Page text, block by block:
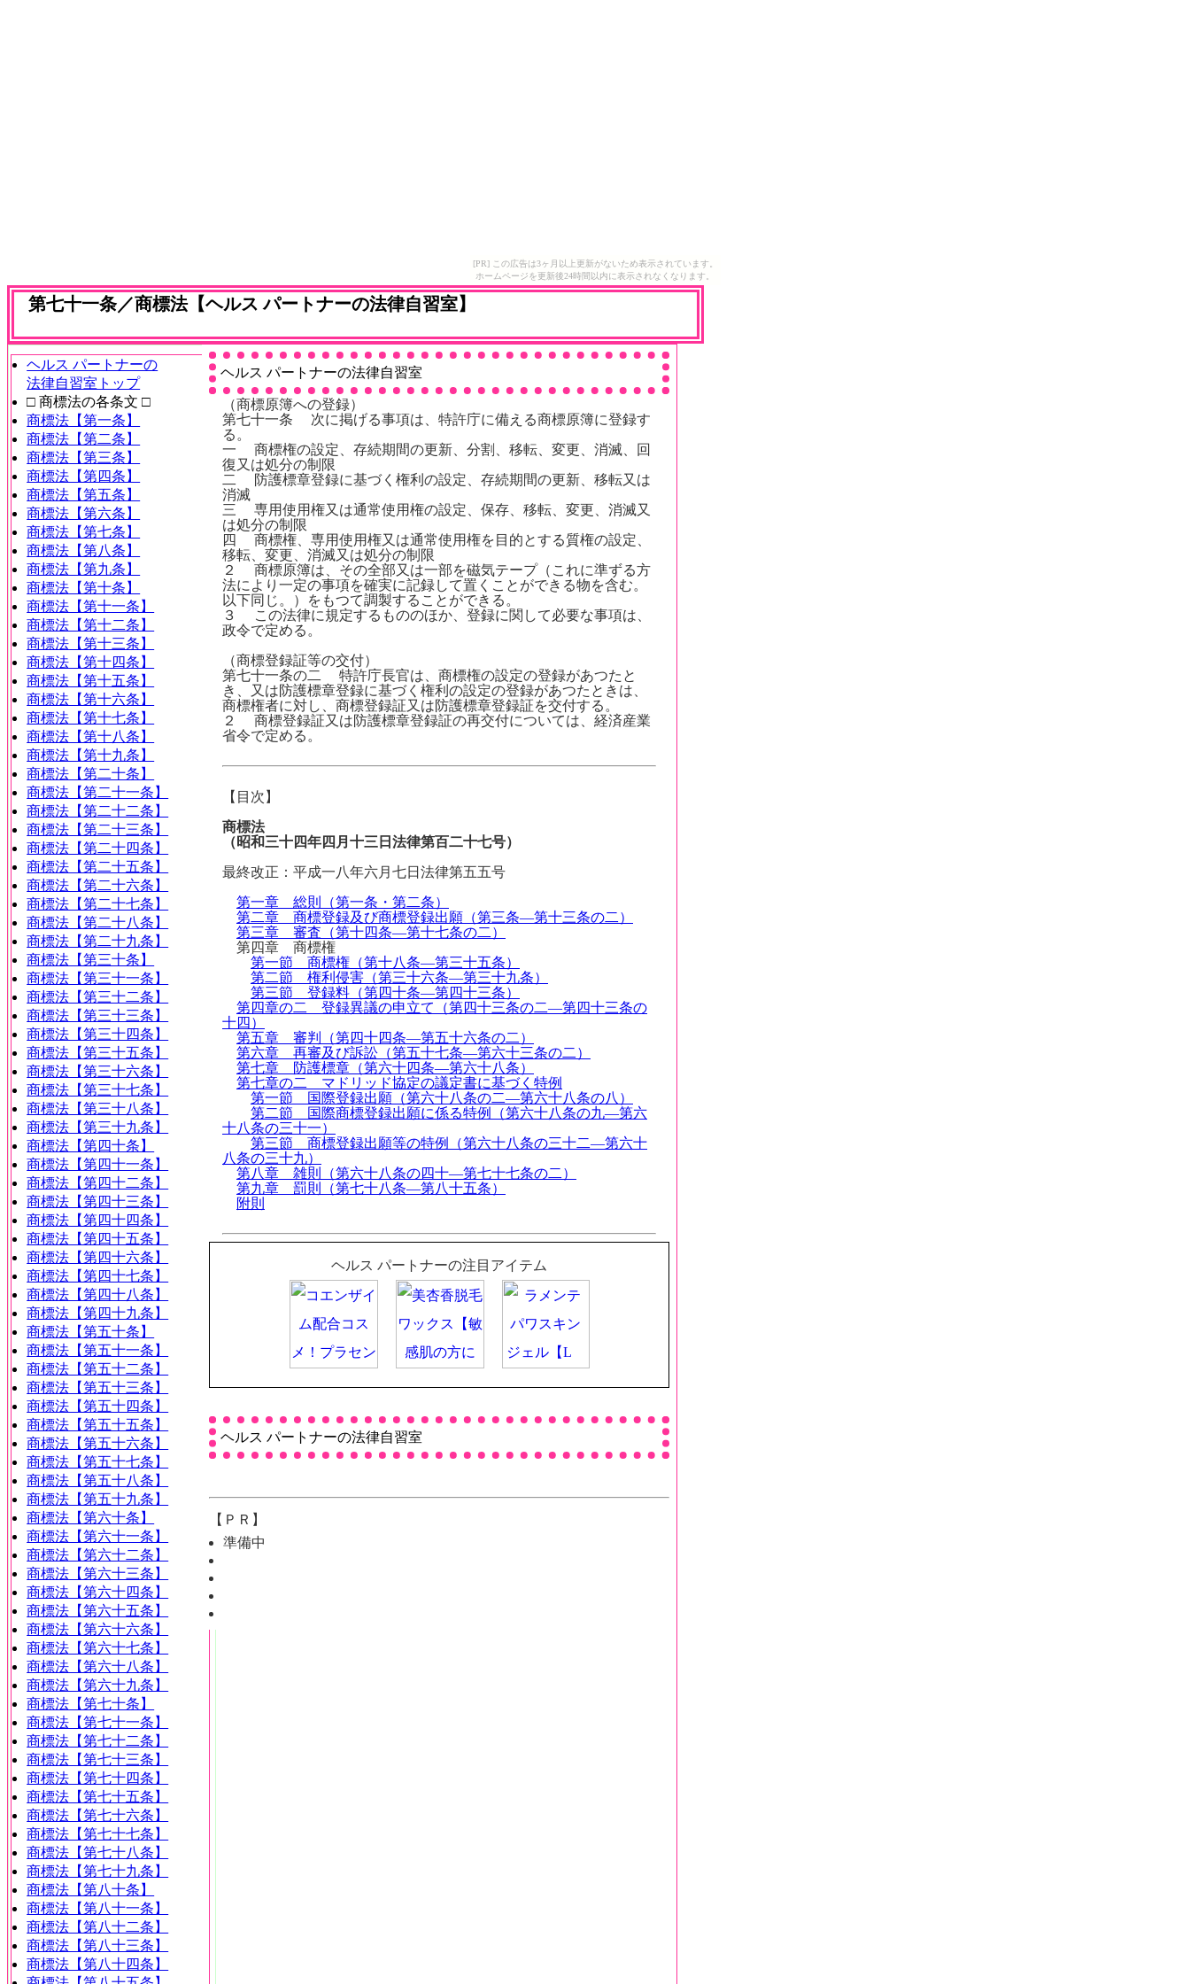
[PR] この広告は3ヶ月以上更新がないため表示されています。
ホームページを更新後24時間以内に表示されなくなります。
第七十一条／商標法【ヘルス パートナーの法律自習室】
ヘルス パートナーの法律自習室
（商標原簿への登録）
第七十一条 次に掲げる事項は、特許庁に備える商標原簿に登録す
る。
一 商標権の設定、存続期間の更新、分割、移転、変更、消滅、回
復又は処分の制限
二 防護標章登録に基づく権利の設定、存続期間の更新、移転又は
消滅
三 専用使用権又は通常使用権の設定、保存、移転、変更、消滅又
は処分の制限
四 商標権、専用使用権又は通常使用権を目的とする質権の設定、
移転、変更、消滅又は処分の制限
２ 商標原簿は、その全部又は一部を磁気テープ（これに準ずる方
法により一定の事項を確実に記録して置くことができる物を含む。
以下同じ。）をもつて調製することができる。
３ この法律に規定するもののほか、登録に関して必要な事項は、
政令で定める。
（商標登録証等の交付）
第七十一条の二 特許庁長官は、商標権の設定の登録があつたと
き、又は防護標章登録に基づく権利の設定の登録があつたときは、
商標権者に対し、商標登録証又は防護標章登録証を交付する。
２ 商標登録証又は防護標章登録証の再交付については、経済産業
省令で定める。
【目次】
商標法
（昭和三十四年四月十三日法律第百二十七号）
最終改正：平成一八年六月七日法律第五五号
第一章 総則（第一条・第二条）
第二章 商標登録及び商標登録出願（第三条―第十三条の二）
第三章 審査（第十四条―第十七条の二）
第四章 商標権
第一節 商標権（第十八条―第三十五条）
第二節 権利侵害（第三十六条―第三十九条）
第三節 登録料（第四十条―第四十三条）
第四章の二 登録異議の申立て（第四十三条の二―第四十三条の
十四）
第五章 審判（第四十四条―第五十六条の二）
第六章 再審及び訴訟（第五十七条―第六十三条の二）
第七章 防護標章（第六十四条―第六十八条）
第七章の二 マドリッド協定の議定書に基づく特例
第一節 国際登録出願（第六十八条の二―第六十八条の八）
第二節 国際商標登録出願に係る特例（第六十八条の九―第六
十八条の三十一）
第三節 商標登録出願等の特例（第六十八条の三十二―第六十
八条の三十九）
第八章 雑則（第六十八条の四十―第七十七条の二）
第九章 罰則（第七十八条―第八十五条）
附則
ヘルス パートナーの注目アイテム
ヘルス パートナーの法律自習室
【ＰＲ】
準備中
ヘルス パートナーの
法律自習室トップ
□ 商標法の各条文 □
商標法【第一条】
商標法【第二条】
商標法【第三条】
商標法【第四条】
商標法【第五条】
商標法【第六条】
商標法【第七条】
商標法【第八条】
商標法【第九条】
商標法【第十条】
商標法【第十一条】
商標法【第十二条】
商標法【第十三条】
商標法【第十四条】
商標法【第十五条】
商標法【第十六条】
商標法【第十七条】
商標法【第十八条】
商標法【第十九条】
商標法【第二十条】
商標法【第二十一条】
商標法【第二十二条】
商標法【第二十三条】
商標法【第二十四条】
商標法【第二十五条】
商標法【第二十六条】
商標法【第二十七条】
商標法【第二十八条】
商標法【第二十九条】
商標法【第三十条】
商標法【第三十一条】
商標法【第三十二条】
商標法【第三十三条】
商標法【第三十四条】
商標法【第三十五条】
商標法【第三十六条】
商標法【第三十七条】
商標法【第三十八条】
商標法【第三十九条】
商標法【第四十条】
商標法【第四十一条】
商標法【第四十二条】
商標法【第四十三条】
商標法【第四十四条】
商標法【第四十五条】
商標法【第四十六条】
商標法【第四十七条】
商標法【第四十八条】
商標法【第四十九条】
商標法【第五十条】
商標法【第五十一条】
商標法【第五十二条】
商標法【第五十三条】
商標法【第五十四条】
商標法【第五十五条】
商標法【第五十六条】
商標法【第五十七条】
商標法【第五十八条】
商標法【第五十九条】
商標法【第六十条】
商標法【第六十一条】
商標法【第六十二条】
商標法【第六十三条】
商標法【第六十四条】
商標法【第六十五条】
商標法【第六十六条】
商標法【第六十七条】
商標法【第六十八条】
商標法【第六十九条】
商標法【第七十条】
商標法【第七十一条】
商標法【第七十二条】
商標法【第七十三条】
商標法【第七十四条】
商標法【第七十五条】
商標法【第七十六条】
商標法【第七十七条】
商標法【第七十八条】
商標法【第七十九条】
商標法【第八十条】
商標法【第八十一条】
商標法【第八十二条】
商標法【第八十三条】
商標法【第八十四条】